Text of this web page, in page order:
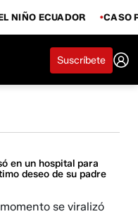
NIÑO ECUADOR CASO
Suscríbete
en un hospital para
deseo de su padre
se viralizó